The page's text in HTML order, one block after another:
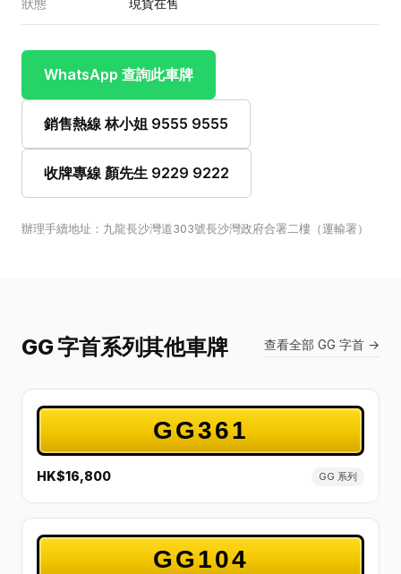
狀態 現貨在售
WhatsApp 查詢此車牌
銷售熱線 林小姐 9555 9555
收牌專線 顏先生 9229 9222
辦理手續地址：九龍長沙灣道303號長沙灣政府合署二樓（運輸署）
GG 字首系列其他車牌 查看全部 GG 字首 →
GG361
HK$16,800 GG 系列
GG104